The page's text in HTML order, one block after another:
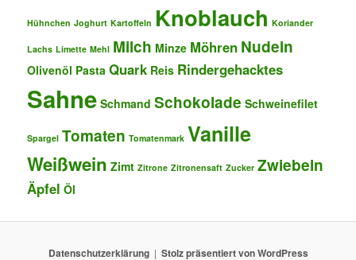
Hühnchen Joghurt Kartoffeln Knoblauch Koriander
Lachs Limette Mehl Milch Minze Möhren Nudeln
Olivenöl Pasta Quark Reis Rindergehacktes
Sahne Schmand Schokolade Schweinefilet
Spargel Tomaten Tomatenmark Vanille
Weißwein Zimt Zitrone Zitronensaft Zucker Zwiebeln
Äpfel Öl
Datenschutzerklärung Stolz präsentiert von WordPress